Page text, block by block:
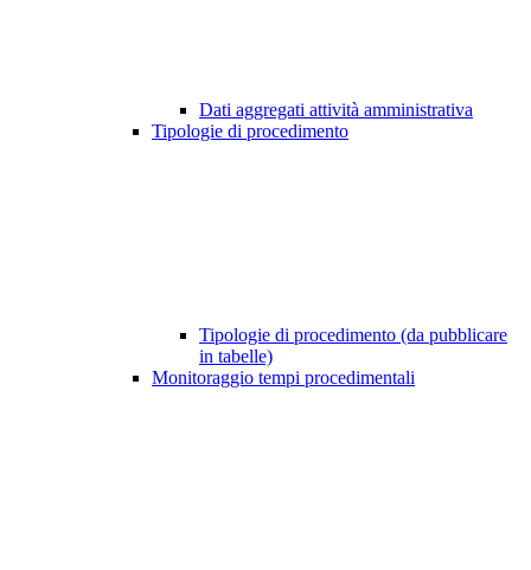
Dati aggregati attività amministrativa
Tipologie di procedimento
Tipologie di procedimento (da pubblicare
in tabelle)
Monitoraggio tempi procedimentali